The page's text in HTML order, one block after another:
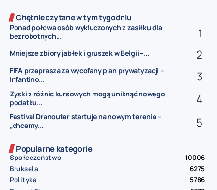
Chętnie czytane w tym tygodniu
Ponad połowa osób wykluczonych z zasiłku dla
bezrobotnych...
Mniejsze zbiory jabłek i gruszek w Belgii –...
FIFA przeprasza za wycofany plan prywatyzacji –
Infantino...
Zyski z różnic kursowych mogą uniknąć nowego
podatku...
Festival Dranouter startuje na nowym terenie –
„chcemy...
Popularne kategorie
Społeczeństwo
10006
Bruksela
6275
Polityka
5786